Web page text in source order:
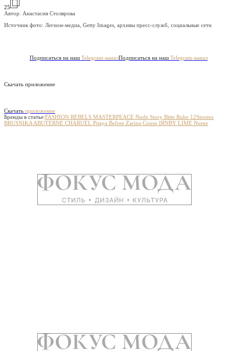
25
Автор: Анастасия Столярова
Источник фото: Легион-медиа, Getty Images, архивы пресс-служб, социальные сети
Подписаться на наш Telegram-каналПодписаться на наш Telegram-канал
Скачать приложение
Скачать приложение
Бренды в статье:FASHION REBELS MASTERPEACE Nude Story Bitte Ruhe 12Storeez
BRUSNIKA ABUTERNE CHARUEL Pitaya Befree Zarina Conso IRNBY LIME Nume